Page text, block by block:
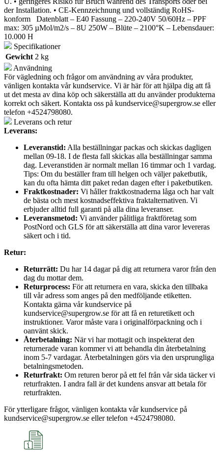
der Installation. • CE-Kennzeichnung und vollständig RoHS-
konform Datenblatt – E40 Fassung – 220-240V 50/60Hz – PPF
max: 305 µMol/m2/s – 8U 250W – Blüte – 2100°K – Lebensdauer:
10.000 H
Specifikationer
Gewicht 2 kg
Användning
För vägledning och frågor om användning av våra produkter,
vänligen kontakta vår kundservice. Vi är här för att hjälpa dig att få
ut det mesta av dina köp och säkerställa att du använder produkterna
korrekt och säkert. Kontakta oss på kundservice@supergrow.se eller
telefon +4524798080.
Leverans och retur
Leverans:
Leveranstid: Alla beställningar packas och skickas dagligen
mellan 09-18. I de flesta fall skickas alla beställningar samma
dag. Leveranstiden är normalt mellan 16 timmar och 1 vardag.
Tips: Om du beställer fram till helgen och väljer paketbutik,
kan du ofta hämta ditt paket redan dagen efter i paketbutiken.
Fraktkostnader: Vi håller fraktkostnaderna låga och har valt
de bästa och mest kostnadseffektiva fraktalternativen. Vi
erbjuder alltid full garanti på alla dina leveranser.
Leveransmetod: Vi använder pålitliga fraktföretag som
PostNord och GLS för att säkerställa att dina varor levereras
säkert och i tid.
Retur:
Returrätt: Du har 14 dagar på dig att returnera varor från den
dag du mottar dem.
Returprocess: För att returnera en vara, skicka den tillbaka
till vår adress som anges på den medföljande etiketten.
Kontakta gärna vår kundservice på
kundservice@supergrow.se för att få en returetikett och
instruktioner. Varor måste vara i originalförpackning och i
oanvänt skick.
Återbetalning: När vi har mottagit och inspekterat den
returnerade varan kommer vi att behandla din återbetalning
inom 5-7 vardagar. Återbetalningen görs via den ursprungliga
betalningsmetoden.
Returfrakt: Om returen beror på ett fel från vår sida täcker vi
returfrakten. I andra fall är det kundens ansvar att betala för
returfrakten.
För ytterligare frågor, vänligen kontakta vår kundservice på
kundservice@supergrow.se eller telefon +4524798080.